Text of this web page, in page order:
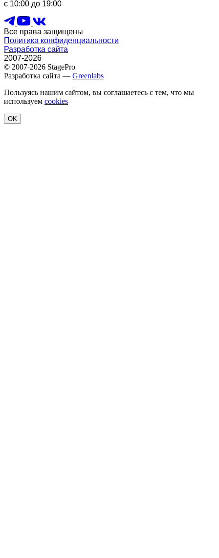
с 10:00 до 19:00
Все права защищены
Политика конфиденциальности
Разработка сайта
2007-2026
© 2007-2026 StagePro
Разработка сайта — Greenlabs
Пользуясь нашим сайтом, вы соглашаетесь с тем, что мы
используем cookies
OK